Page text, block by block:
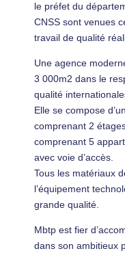
le préfet du
CNSS sont venues
travail de qualité
Une agence
3 000m2 dans le
qualité
Elle se compose
comprenant 2
comprenant 5
avec voie d’accès.
Tous les matériaux
l’équipement
grande qualité.
Mbtp est fier
dans son ambitieux